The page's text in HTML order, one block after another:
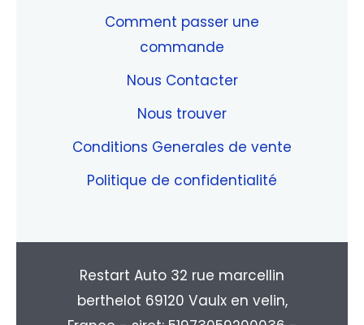
Comment passer une
commande
Nous Contacter
Nous trouver
Conditions Generales de vente
Politique de confidentialité
Restart Auto 32 rue marcellin
berthelot 69120 Vaulx en velin,